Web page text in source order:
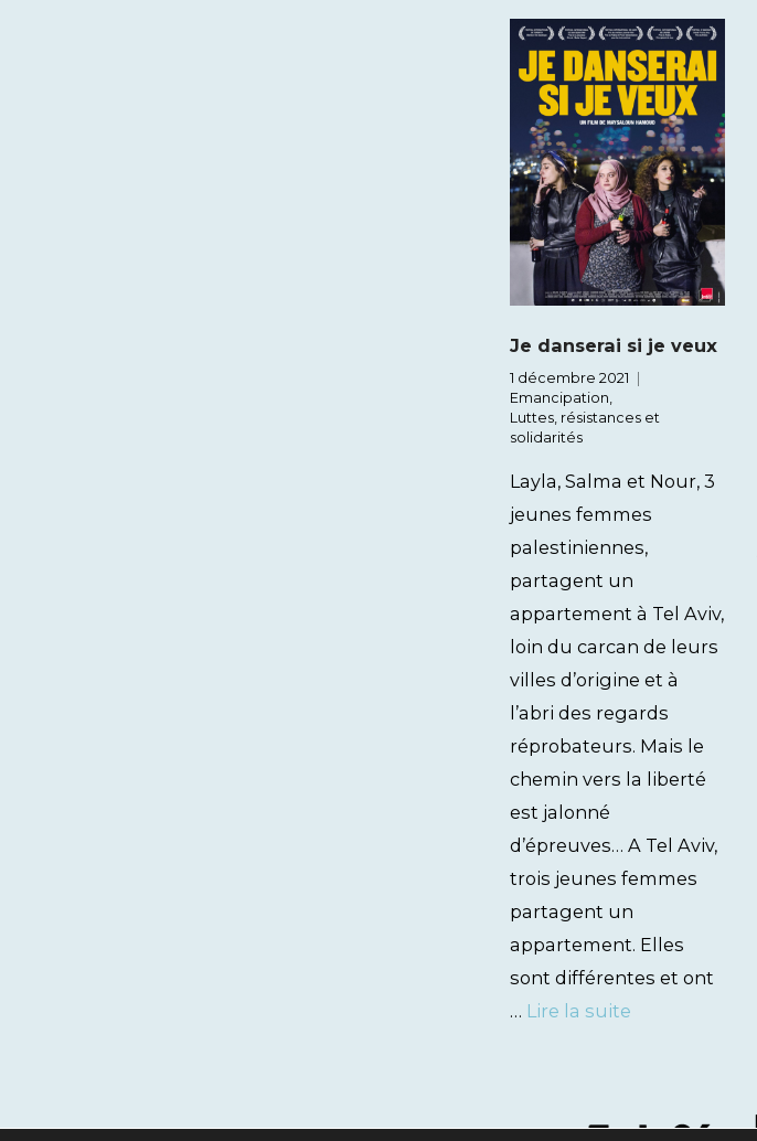
Je danserai si je veux
1 décembre 2021
Emancipation,
Luttes, résistances et
solidarités
Layla, Salma et Nour, 3
jeunes femmes
palestiniennes,
partagent un
appartement à Tel Aviv,
loin du carcan de leurs
villes d’origine et à
l’abri des regards
réprobateurs. Mais le
chemin vers la liberté
est jalonné
d’épreuves… A Tel Aviv,
trois jeunes femmes
partagent un
appartement. Elles
sont différentes et ont
… Lire la suite